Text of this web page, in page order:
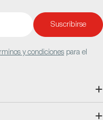
Suscribirse
y condiciones para el